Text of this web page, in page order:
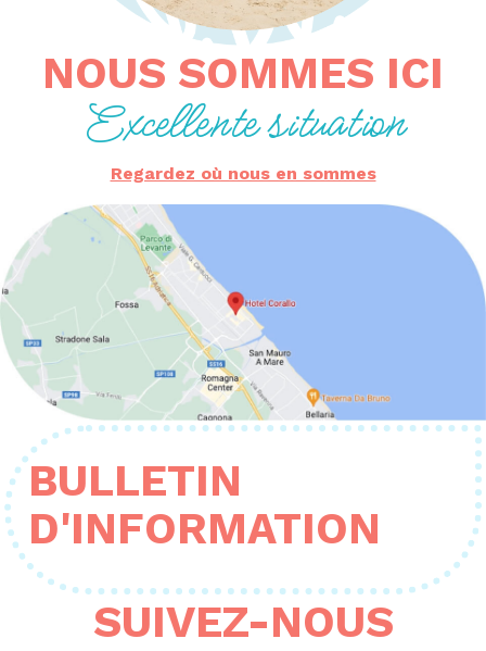
SERVICES AUX FAMILLES AVEC
ANIMATION
NOUS SOMMES ICI
Excellente situation
Regardez où nous en sommes
SUIVEZ-NOUS
BULLETIN
D'INFORMATION